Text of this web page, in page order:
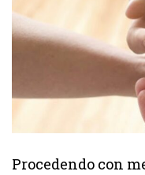
Procedendo con